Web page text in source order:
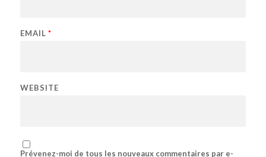
EMAIL *
WEBSITE
Prévenez-moi de tous les nouveaux commentaires par e-